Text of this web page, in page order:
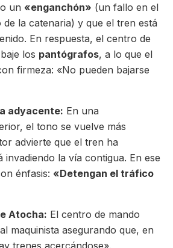
un «enganchón» (un fallo en el
la catenaria) y que el tren está
En respuesta, el centro de
los pantógrafos, a lo que el
firmeza: «No pueden bajarse
adyacente: En una
el tono se vuelve más
advierte que el tren ha
invadiendo la vía contigua. En ese
énfasis: «Detengan el tráfico
Atocha: El centro de mando
maquinista asegurando que, en
trenes acercándose».